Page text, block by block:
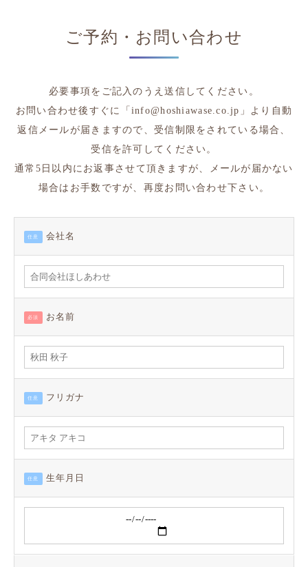
ご予約・お問い合わせ
必要事項をご記入のうえ送信してください。
お問い合わせ後すぐに「info@hoshiawase.co.jp」より自動
返信メールが届きますので、 受信制限をされている場合、
受信を許可してください。
通常5日以内にお返事させて頂きますが、メールが届かない
場合はお手数ですが、再度お問い合わせ下さい。
任意 会社名
必須 お名前
任意 フリガナ
任意 生年月日